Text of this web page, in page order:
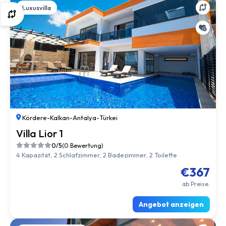
Luxusvilla
Kördere-Kalkan-Antalya-Türkei
Villa Lior 1
0/5(0 Bewertung)
4 Kapazität, 2 Schlafzimmer, 2 Badezimmer, 2 Toilette
€367
ab Preise.
Angebot anzeigen